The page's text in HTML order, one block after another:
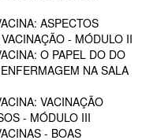
ASPECTOS
- MÓDULO II
O PAPEL DO DO
NA SALA
VACINAÇÃO
- MÓDULO III
- BOAS